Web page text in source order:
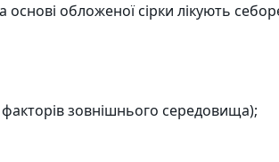
основі обложеної сірки лікують
факторів зовнішнього середовища);